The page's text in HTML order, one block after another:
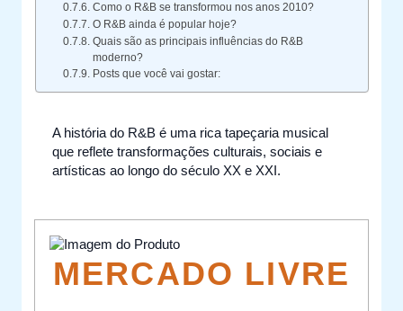
Como o R&B se transformou nos anos 2010?
O R&B ainda é popular hoje?
Quais são as principais influências do R&B
moderno?
Posts que você vai gostar:
A história do R&B é uma rica tapeçaria musical
que reflete transformações culturais, sociais e
artísticas ao longo do século XX e XXI.
MERCADO LIVRE